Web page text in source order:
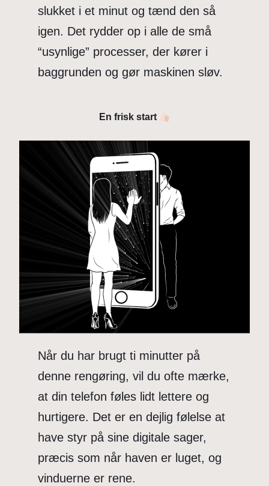
slukket i et minut og tænd den så
igen. Det rydder op i alle de små
“usynlige” processer, der kører i
baggrunden og gør maskinen sløv.
En frisk start
Når du har brugt ti minutter på
denne rengøring, vil du ofte mærke,
at din telefon føles lidt lettere og
hurtigere. Det er en dejlig følelse at
have styr på sine digitale sager,
præcis som når haven er luget, og
vinduerne er rene.